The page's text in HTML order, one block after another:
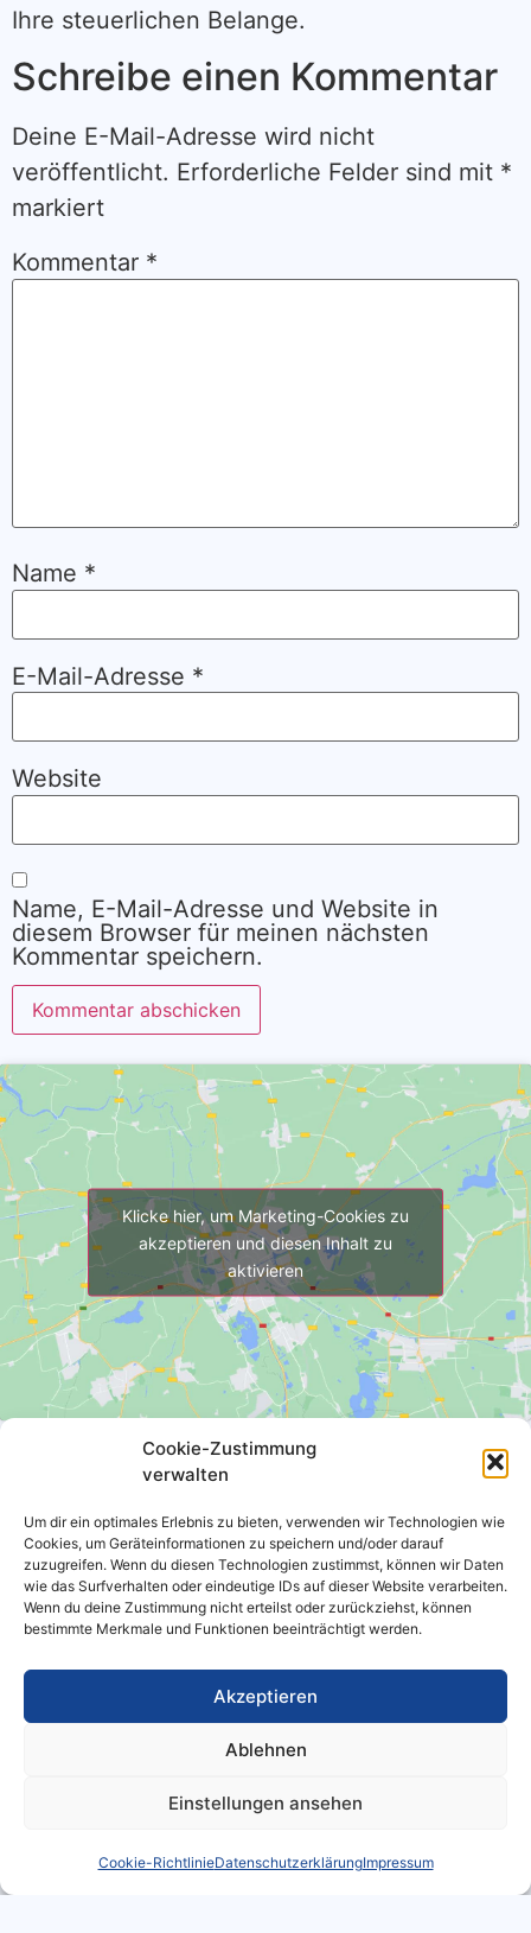
Cookie-Zustimmung
verwalten
Um dir ein optimales Erlebnis zu bieten, verwenden wir Technologien wie
Cookies, um Geräteinformationen zu speichern und/oder darauf
zuzugreifen. Wenn du diesen Technologien zustimmst, können wir Daten
wie das Surfverhalten oder eindeutige IDs auf dieser Website verarbeiten.
Wenn du deine Zustimmung nicht erteilst oder zurückziehst, können
bestimmte Merkmale und Funktionen beeinträchtigt werden.
Akzeptieren
Ablehnen
Einstellungen ansehen
Cookie-RichtlinieDatenschutzerklärungImpressum
Ihre steuerlichen Belange.
Schreibe einen Kommentar
Deine E-Mail-Adresse wird nicht
veröffentlicht. Erforderliche Felder sind mit *
markiert
Kommentar *
Name *
E-Mail-Adresse *
Website
Name, E-Mail-Adresse und Website in
diesem Browser für meinen nächsten
Kommentar speichern.
Alternative:
Klicke hier, um Marketing-Cookies zu
akzeptieren und diesen Inhalt zu
aktivieren
Steuerberaterin Kerstin Boche
Hartmannsdorf Nr. 4
04916 Schönewalde
035384 / 20475
035384 / 21192
info@steuerbuero-boche.de
Blog